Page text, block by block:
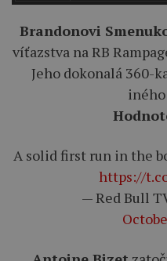
Brandonovi
víťazstva na RB
Jeho dokonalá 360-
A solid first run in the
https://
— Red Bull